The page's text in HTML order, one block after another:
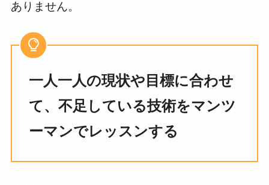
ありません。
一人一人の現状や目標に合わせ
て、不足している技術をマンツ
ーマンでレッスンする